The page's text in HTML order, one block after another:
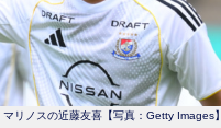
マリノスの近藤友喜【写真：Getty Images】